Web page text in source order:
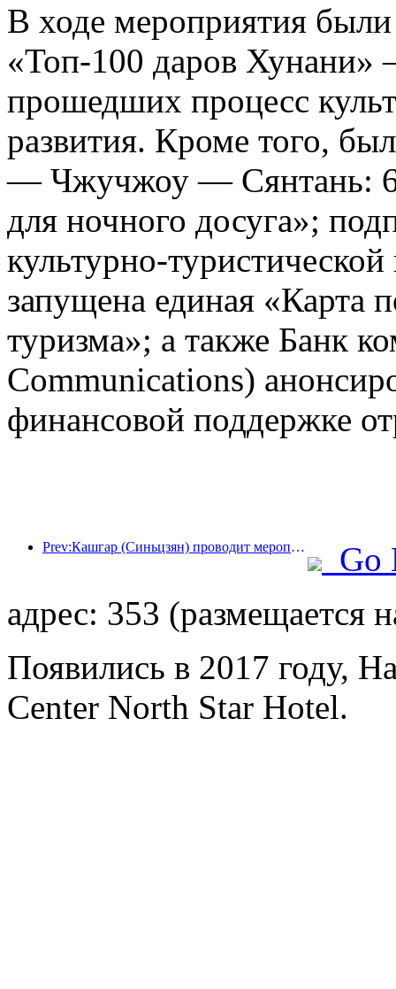
В ходе мероприятия были
«Топ-100 даров Хунани»
прошедших процесс
развития. Кроме того,
— Чжучжоу — Сянтань:
для ночного досуга»;
культурно-
запущена единая «Карта
туризма»; а также Банк
Communications)
финансовой поддержке
Prev:Кашгар (Синьцзян) проводит мероприятие по продвижению туризма с целью содействия межэтническому обмену.
Go
адрес: 353 (размещается
Появились в 2017 году,
Center North Star Hotel.